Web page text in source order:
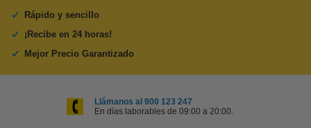
Rápido y sencillo
¡Recibe en 24 horas!
Mejor Precio Garantizado
Llámanos al 900 123 247
En días laborables de 09:00 a 20:00.